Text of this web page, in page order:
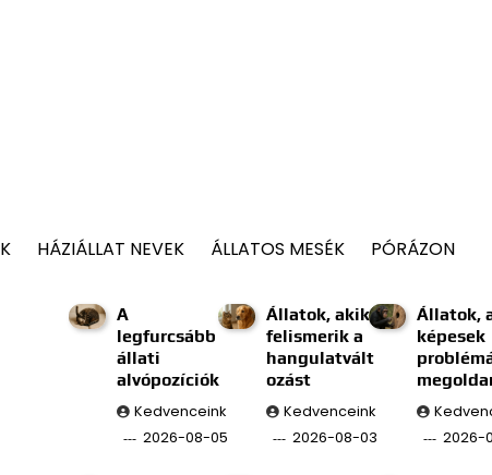
HÁZIÁLLAT NEVEK ÁLLATOS MESÉK PÓRÁZON
A
legfurcsább
állati
alvópozíciók
Kedvenceink
2026-08-05
Állatok, akik
felismerik a
hangulatvált
ozást
Kedvenceink
2026-08-03
Állatok,
képesek
2026-